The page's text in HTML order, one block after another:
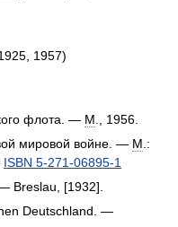
1957)
флота. — М ., 1956.
мировой войне. — М .:
ISBN 5-271-06895-1
Breslau, [1932].
Deutschland. —